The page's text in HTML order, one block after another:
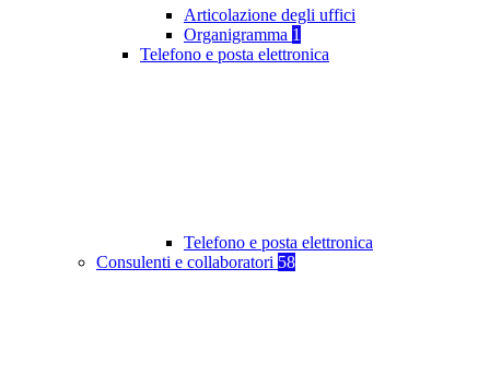
Articolazione degli uffici
Organigramma 1
Telefono e posta elettronica
Telefono e posta elettronica
Consulenti e collaboratori 58